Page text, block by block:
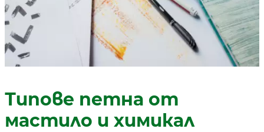
Типове петна от
мастило и химикал